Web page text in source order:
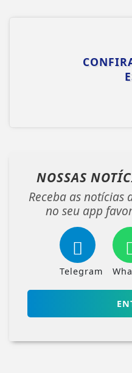
NOSSAS
Receba as notícias
no seu app
Telegram